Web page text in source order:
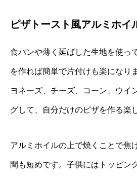
ピザトースト風アルミホイ
食パンや薄く延ばした生地を使っ
を作れば簡単で片付けも楽になり
ヨネーズ、チーズ、コーン、ウイ
グして、自分だけのピザを作る楽
アルミホイルの上で焼くことで焦
間も短めです。子供にはトッピン